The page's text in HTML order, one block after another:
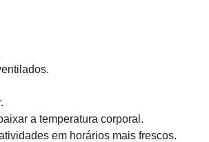
a temperatura corporal.
em horários mais frescos.